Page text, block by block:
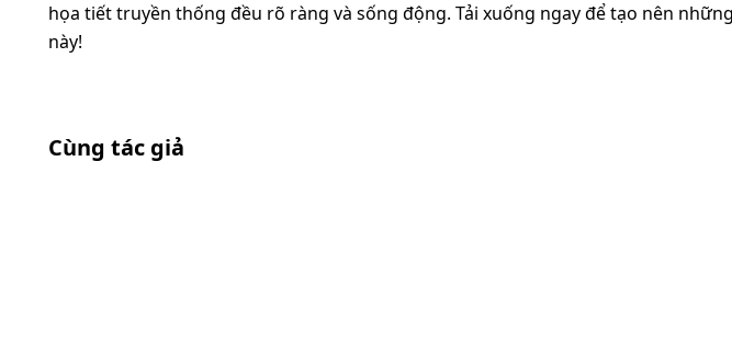
họa tiết truyền thống đều rõ ràng và sống động. Tải xuống ngay để tạo nên
này!
Cùng tác giả